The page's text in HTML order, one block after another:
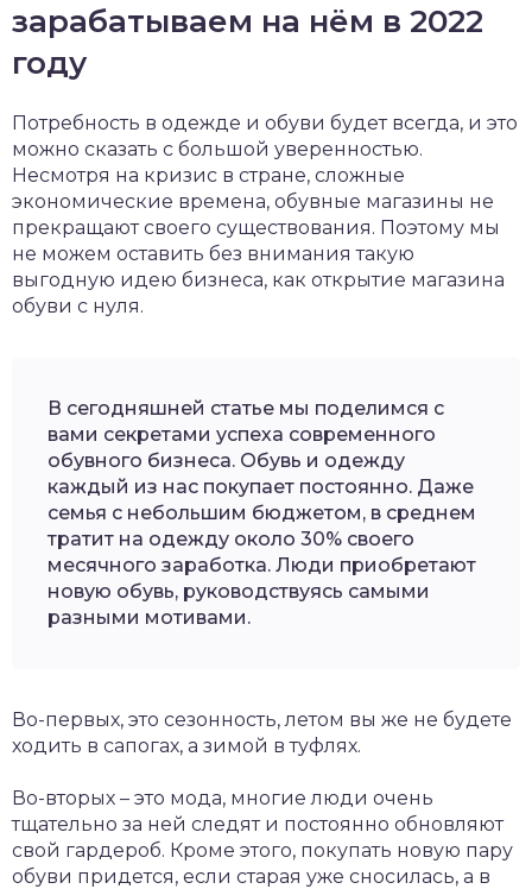
зарабатываем на нём в 2022
году
Потребность в одежде и обуви будет всегда, и это
можно сказать с большой уверенностью.
Несмотря на кризис в стране, сложные
экономические времена, обувные магазины не
прекращают своего существования. Поэтому мы
не можем оставить без внимания такую
выгодную идею бизнеса, как открытие магазина
обуви с нуля.
В сегодняшней статье мы поделимся с
вами секретами успеха современного
обувного бизнеса. Обувь и одежду
каждый из нас покупает постоянно. Даже
семья с небольшим бюджетом, в среднем
тратит на одежду около 30% своего
месячного заработка. Люди приобретают
новую обувь, руководствуясь самыми
разными мотивами.
Во-первых, это сезонность, летом вы же не будете
ходить в сапогах, а зимой в туфлях.
Во-вторых – это мода, многие люди очень
тщательно за ней следят и постоянно обновляют
свой гардероб. Кроме этого, покупать новую пару
обуви придется, если старая уже сносилась, а в